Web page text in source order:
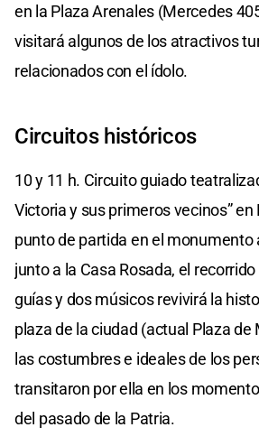
en la Plaza Arenales (Mercedes
visitará algunos de los atractivos
relacionados con el ídolo.
Circuitos históricos
10 y 11 h. Circuito guiado
Victoria y sus primeros vecinos”
punto de partida en el monumento
junto a la Casa Rosada, el
guías y dos músicos revivirá la
plaza de la ciudad (actual Plaza de
las costumbres e ideales de los
transitaron por ella en los
del pasado de la Patria.